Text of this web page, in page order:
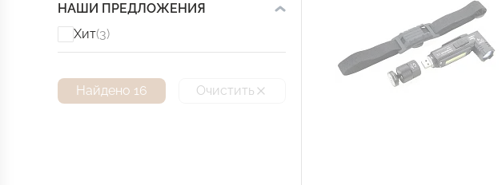
НАШИ ПРЕДЛОЖЕНИЯ
Хит(3)
Найдено 16 Очистить